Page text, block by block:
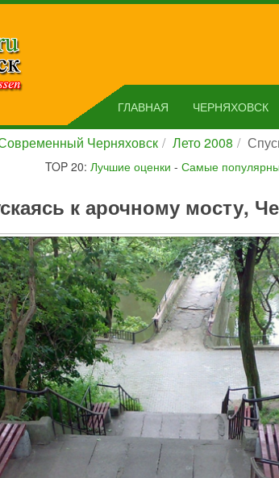
ГЛАВНАЯ ЧЕРНЯХОВСК
Черняховск Лето 2008
TOP 20: Лучшие оценки - Самые
к арочному мосту,